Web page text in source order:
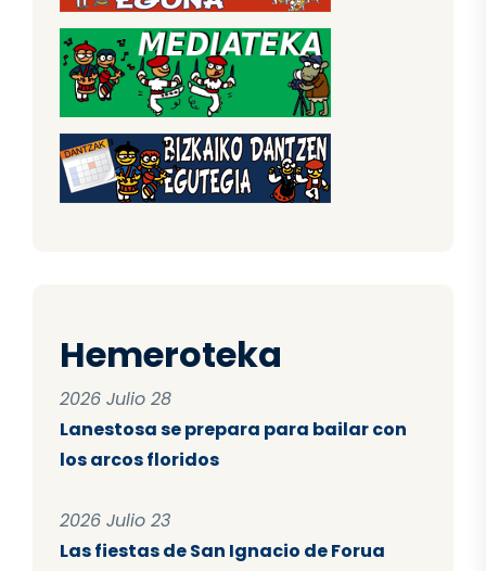
Hemeroteka
2026 Julio 28
Lanestosa se prepara para bailar con
los arcos floridos
2026 Julio 23
Las fiestas de San Ignacio de Forua